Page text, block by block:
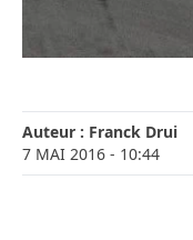
Auteur : Franck Drui
7 MAI 2016 - 10:44